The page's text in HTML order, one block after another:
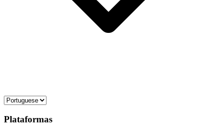
Plataformas